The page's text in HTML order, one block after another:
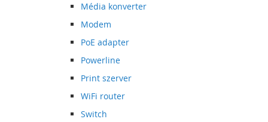
Média konverter
Modem
PoE adapter
Powerline
Print szerver
WiFi router
Switch